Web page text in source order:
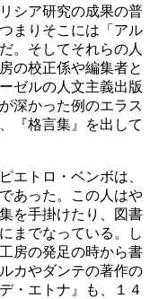
シア研究の成果の普
まりそこには「アル
。そしてそれらの人
の校正係や編集者と
ゼルの人文主義出版
深かった例のエラス
『格言集』を出して
エトロ・ベンボは、
あった。この人はや
を手掛けたり、図書
までなっている。し
房の発足の時から書
カやダンテの著作の
・エトナ』も、１４